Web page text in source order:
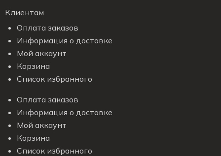
Клиентам
Оплата заказов
Информация о доставке
Мой аккаунт
Корзина
Список избранного
Оплата заказов
Информация о доставке
Мой аккаунт
Корзина
Список избранного